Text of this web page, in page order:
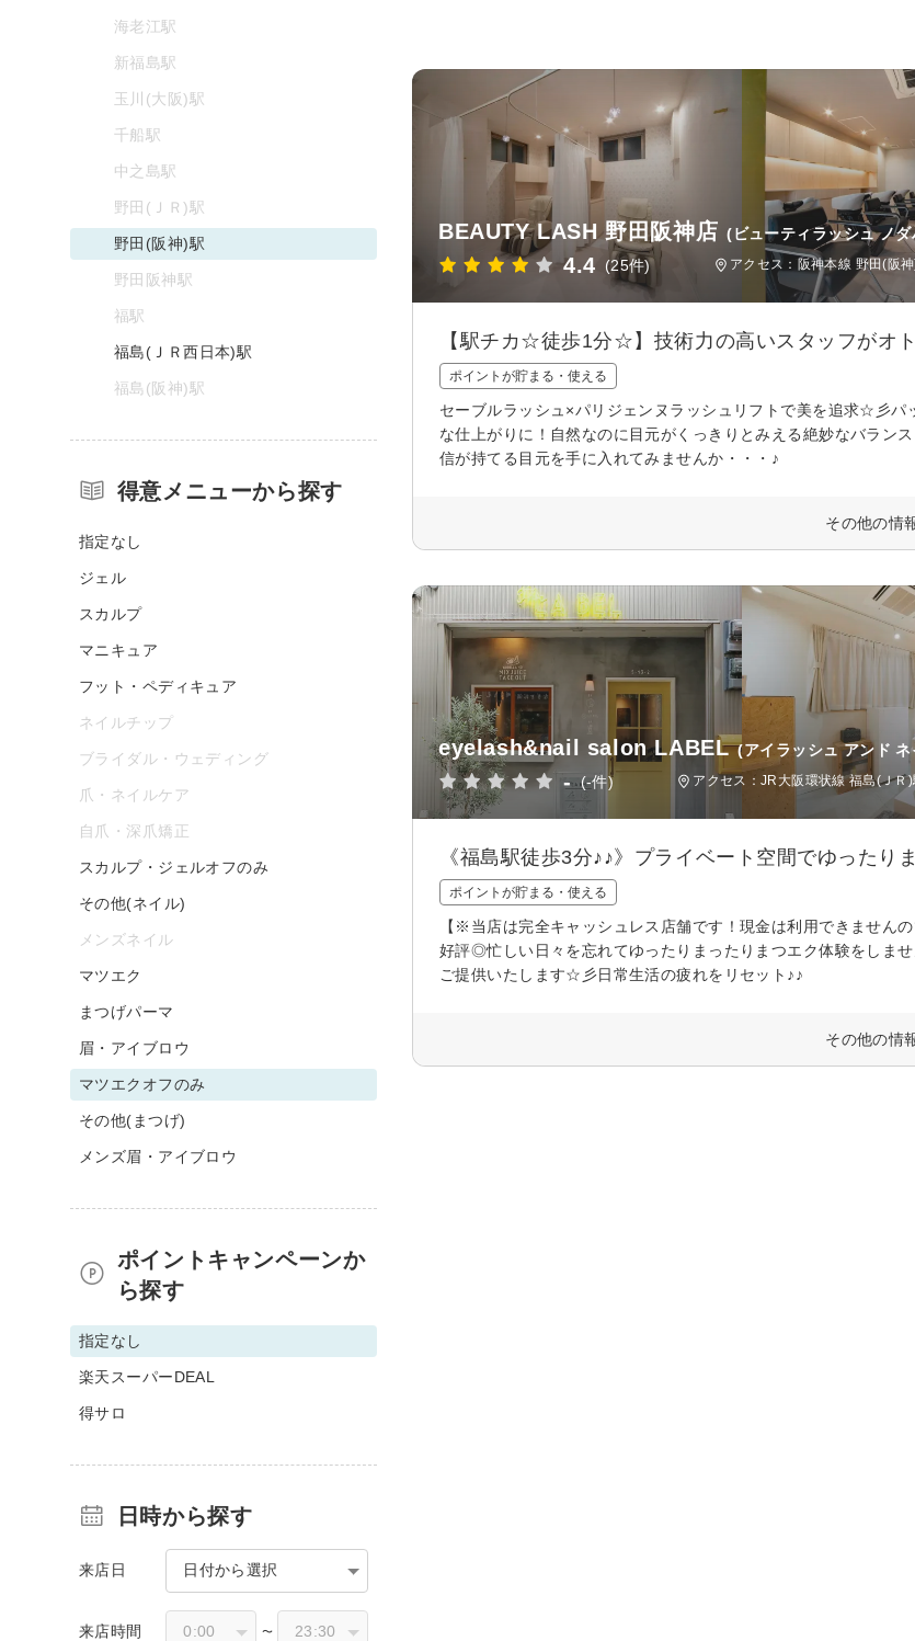
BEAUTY LASH 野田阪神店 (ビューティラッシュ ノ
4.4 (25件) アクセス：阪神本線 野田(阪
【駅チカ☆徒歩1分☆】技術力の高いスタッフがオ
ポイントが貯まる・使える
セーブルラッシュ×パリジェンヌラッシュリフトで美を追求☆彡
な仕上がりに！自然なのに目元がくっきりとみえる絶妙なバラン
信が持てる目元を手に入れてみませんか・・・♪
その他の情
eyelash&nail salon LABEL (アイラッシュ アンド
- (-件) アクセス：JR大阪環状線 福島(ＪＲ
《福島駅徒歩3分♪♪》プライベート空間でゆったり
ポイントが貯まる・使える
【※当店は完全キャッシュレス店舗です！現金は利用できません
好評◎忙しい日々を忘れてゆったりまったりまつエク体験をしま
ご提供いたします☆彡日常生活の疲れをリセット♪♪
その他の情
海老江駅
新福島駅
玉川(大阪)駅
千船駅
中之島駅
野田(ＪＲ)駅
野田(阪神)駅
野田阪神駅
福駅
福島(ＪＲ西日本)駅
福島(阪神)駅
得意メニューから探す
指定なし
ジェル
スカルプ
マニキュア
フット・ペディキュア
ネイルチップ
ブライダル・ウェディング
爪・ネイルケア
自爪・深爪矯正
スカルプ・ジェルオフのみ
その他(ネイル)
メンズネイル
マツエク
まつげパーマ
眉・アイブロウ
マツエクオフのみ
その他(まつげ)
メンズ眉・アイブロウ
ポイントキャンペーンか
ら探す
指定なし
楽天スーパーDEAL
得サロ
日時から探す
来店日 日付から選択
来店時間 〜